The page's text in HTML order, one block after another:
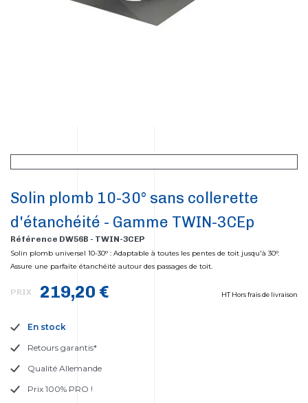
Solin plomb 10-30° sans collerette
d'étanchéité - Gamme TWIN-3CEp
Référence DW56B - TWIN-3CEP
Solin plomb universel 10-30° : Adaptable à toutes les pentes de toit jusqu'à 30°.
Assure une parfaite étanchéité autour des passages de toit.
PRIX 219,20 € HT Hors frais de livraison
En stock
Retours garantis*
Qualité Allemande
Prix 100% PRO !